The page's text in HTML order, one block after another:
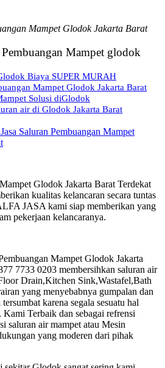
Mampet Glodok Jakarta Barat
Mampet glodok
Biaya SUPER MURAH
Mampet Glodok Jakarta Barat
Solusi diGlodok
air di Glodok Jakarta Barat
Saluran Pembuangan Mampet
Glodok Jakarta Barat Terdekat
kualitas kelancaran secara tuntas
JASA kami siap memberikan yang
pekerjaan kelancaranya.
Mampet Glodok Jakarta
7733 0203 membersihkan saluran air
Drain,Kitchen Sink,Wastafel,Bath
yang menyebabnya gumpalan dan
karena segala sesuatu hal
Terbaik dan sebagai refrensi
saluran air mampet atau Mesin
yang moderen dari pihak